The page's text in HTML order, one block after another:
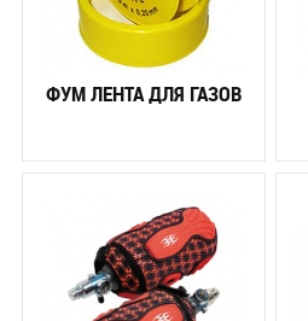
ФУМ ЛЕНТА ДЛЯ ГАЗОВ